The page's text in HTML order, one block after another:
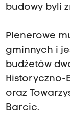
budowy byli
Plenerowe
gminnych i
budżetów
Historyczno-
oraz
Barcic.